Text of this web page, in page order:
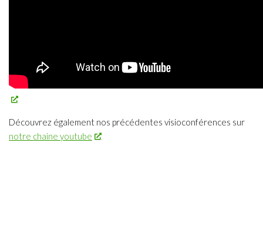
Découvrez également nos précédentes visioconférences sur
notre chaine youtube